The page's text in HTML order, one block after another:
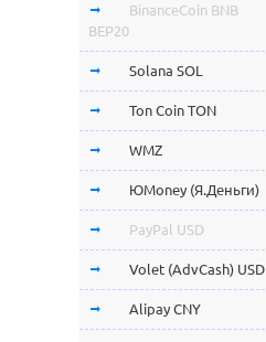
BinanceCoin BNB
BEP20
Solana SOL
Ton Coin TON
WMZ
ЮMoney (Я.Деньги)
PayPal USD
Volet (AdvCash) USD
Alipay CNY